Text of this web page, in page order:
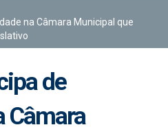
na Câmara Municipal que
de
Câmara